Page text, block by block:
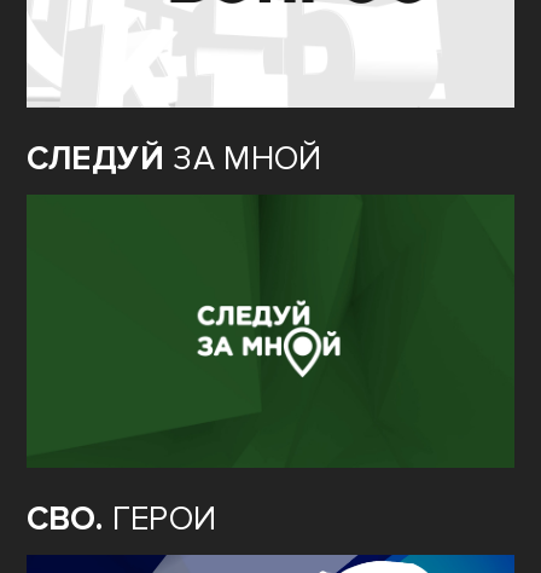
СЛЕДУЙ ЗА МНОЙ
СВО. ГЕРОИ